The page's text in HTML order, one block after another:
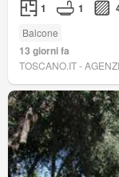
1 1
Balcone
13 giorni fa
TOSCANO.IT -